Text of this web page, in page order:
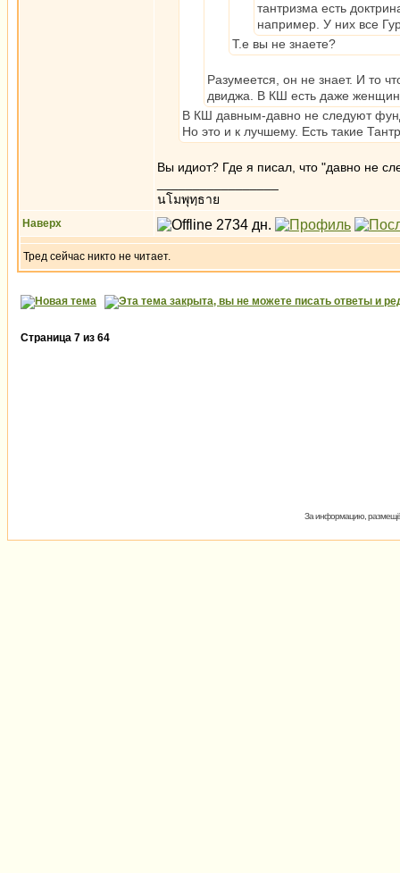
тантризма есть
например. У них все
Т.е вы не знаете?
Разумеется, он не знает. И то
двиджа. В КШ есть даже
В КШ давным-давно не следуют
Но это и к лучшему. Есть такие
Вы идиот? Где я писал, что "давно не
นโมพุทฺธาย
Наверх
Тред сейчас никто не читает.
Страница 7 из 64
За информацию,